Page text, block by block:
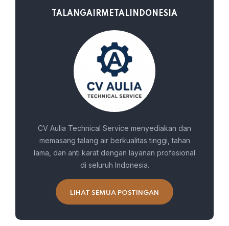
TALANGAIRMETALINDONESIA
CV Aulia Technical Service menyediakan dan
memasang talang air berkualitas tinggi, tahan
lama, dan anti karat dengan layanan profesional
di seluruh Indonesia.
LIHAT SEMUA POSTINGAN